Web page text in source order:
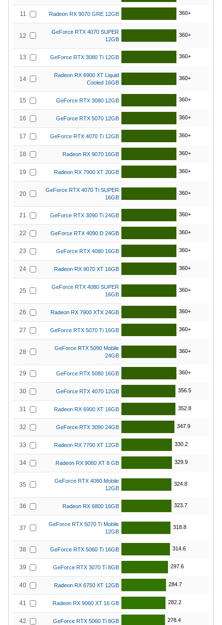
11 Radeon RX 9070 GRE 12GB 360+
12
GeForce RTX 4070 SUPER
12GB
360+
13 GeForce RTX 3080 Ti 12GB 360+
14
Radeon RX 6900 XT Liquid
Cooled 16GB
360+
15 GeForce RTX 3080 12GB 360+
16 GeForce RTX 5070 12GB 360+
17 GeForce RTX 4070 Ti 12GB 360+
18 Radeon RX 9070 16GB 360+
19 Radeon RX 7900 XT 20GB 360+
20
GeForce RTX 4070 Ti SUPER
16GB
360+
21 GeForce RTX 3090 Ti 24GB 360+
22 GeForce RTX 4090 D 24GB 360+
23 GeForce RTX 4080 16GB 360+
24 Radeon RX 9070 XT 16GB 360+
25
GeForce RTX 4080 SUPER
16GB
360+
26 Radeon RX 7900 XTX 24GB 360+
27 GeForce RTX 5070 Ti 16GB 360+
28
GeForce RTX 5090 Mobile
24GB
360+
29 GeForce RTX 5080 16GB 360+
30 GeForce RTX 4070 12GB 356.5
31 Radeon RX 6900 XT 16GB 352.8
32 GeForce RTX 3090 24GB 347.9
33 Radeon RX 7700 XT 12GB 330.2
34 Radeon RX 9060 XT 8 GB 329.9
35
GeForce RTX 4080 Mobile
12GB
324.8
36 Radeon RX 6800 16GB 323.7
37
GeForce RTX 5070 Ti Mobile
12GB
318.8
38 GeForce RTX 5060 Ti 16GB 314.6
39 GeForce RTX 3070 Ti 8GB 297.6
40 Radeon RX 6750 XT 12GB 284.7
41 Radeon RX 9060 XT 16 GB 282.2
42 GeForce RTX 5060 Ti 8GB 278.4